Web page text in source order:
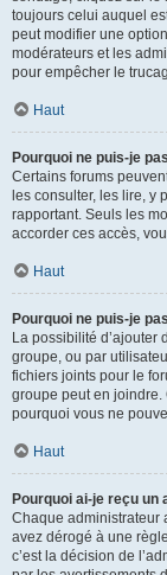
toujours celui auquel
peut modifier une
modérateurs et les
pour empêcher le
Haut
Pourquoi ne puis-je
Certains forums
les consulter, les lire, y
rapportant. Seuls les
accorder ces accès,
Haut
Pourquoi ne puis-je
La possibilité d’ajouter
groupe, ou par
fichiers joints pour le
groupe peut en joindre.
pourquoi vous ne
Haut
Pourquoi ai-je reçu un
Chaque administrateur
avez dérogé à une
c’est la décision de